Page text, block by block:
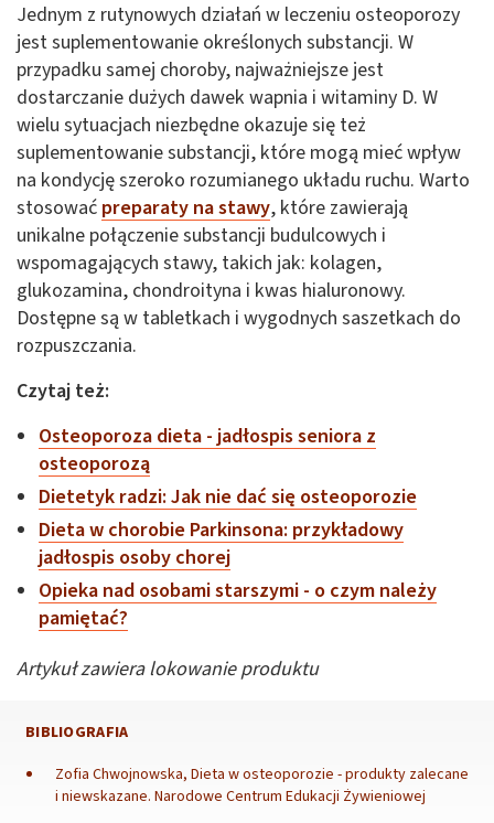
Jednym z rutynowych działań w leczeniu osteoporozy
jest suplementowanie określonych substancji. W
przypadku samej choroby, najważniejsze jest
dostarczanie dużych dawek wapnia i witaminy D. W
wielu sytuacjach niezbędne okazuje się też
suplementowanie substancji, które mogą mieć wpływ
na kondycję szeroko rozumianego układu ruchu. Warto
stosować preparaty na stawy, które zawierają
unikalne połączenie substancji budulcowych i
wspomagających stawy, takich jak: kolagen,
glukozamina, chondroityna i kwas hialuronowy.
Dostępne są w tabletkach i wygodnych saszetkach do
rozpuszczania.
Czytaj też:
Osteoporoza dieta - jadłospis seniora z
osteoporozą
Dietetyk radzi: Jak nie dać się osteoporozie
Dieta w chorobie Parkinsona: przykładowy
jadłospis osoby chorej
Opieka nad osobami starszymi - o czym należy
pamiętać?
Artykuł zawiera lokowanie produktu
BIBLIOGRAFIA
Zofia Chwojnowska, Dieta w osteoporozie - produkty zalecane
i niewskazane. Narodowe Centrum Edukacji Żywieniowej